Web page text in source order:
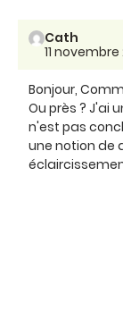
Cath
11
Bonjour,
Ou près ? J'ai
n'est pas
une notion de